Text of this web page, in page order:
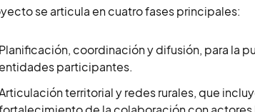
se articula en cuatro fases principales:
Planificación, coordinación y difusión, para la
entidades participantes.
territorial y redes rurales, que